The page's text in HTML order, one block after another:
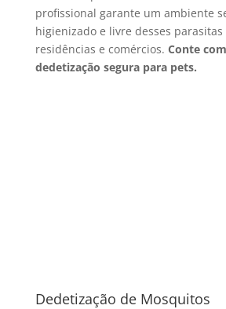
profissional garante um ambiente
higienizado e livre desses
residências e comércios. Conte
dedetização segura para pets.
Dedetização de Mosquitos